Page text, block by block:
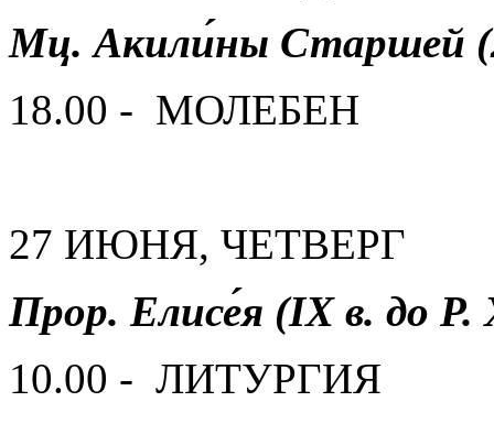
Мц. Акили́ны Старшей
18.00 - МОЛЕБЕН
27 ИЮНЯ, ЧЕТВЕРГ
Прор. Елисе́я (IX в. до Р.
10.00 - ЛИТУРГИЯ